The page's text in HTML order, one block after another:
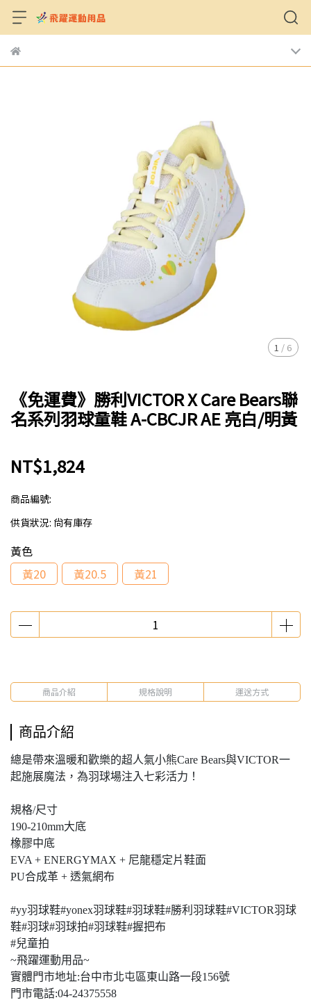
1 / 6
《免運費》勝利VICTOR X Care Bears聯
名系列羽球童鞋 A-CBCJR AE 亮白/明黃
NT$1,824
商品編號:
供貨狀況: 尚有庫存
黃色
黃20
黃20.5 黃21
商品介紹 規格說明 運送方式
商品介紹
總是帶來溫暖和歡樂的超人氣小熊Care Bears與VICTOR一
起施展魔法，為羽球場注入七彩活力！
規格/尺寸
190-210mm大底
橡膠中底
EVA + ENERGYMAX + 尼龍穩定片鞋面
PU合成革 + 透氣網布
#yy羽球鞋#yonex羽球鞋#羽球鞋#勝利羽球鞋#VICTOR羽球
鞋#羽球#羽球拍#羽球鞋#握把布
#兒童拍
~飛躍運動用品~
實體門市地址:台中市北屯區東山路一段156號
門市電話:04-24375558